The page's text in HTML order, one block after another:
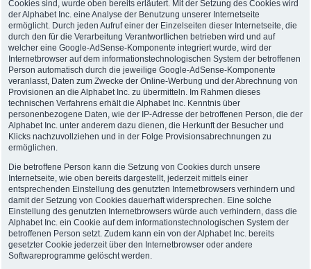
Cookies sind, wurde oben bereits erläutert. Mit der Setzung des Cookies wird
der Alphabet Inc. eine Analyse der Benutzung unserer Internetseite
ermöglicht. Durch jeden Aufruf einer der Einzelseiten dieser Internetseite, die
durch den für die Verarbeitung Verantwortlichen betrieben wird und auf
welcher eine Google-AdSense-Komponente integriert wurde, wird der
Internetbrowser auf dem informationstechnologischen System der betroffenen
Person automatisch durch die jeweilige Google-AdSense-Komponente
veranlasst, Daten zum Zwecke der Online-Werbung und der Abrechnung von
Provisionen an die Alphabet Inc. zu übermitteln. Im Rahmen dieses
technischen Verfahrens erhält die Alphabet Inc. Kenntnis über
personenbezogene Daten, wie der IP-Adresse der betroffenen Person, die der
Alphabet Inc. unter anderem dazu dienen, die Herkunft der Besucher und
Klicks nachzuvollziehen und in der Folge Provisionsabrechnungen zu
ermöglichen.
Die betroffene Person kann die Setzung von Cookies durch unsere
Internetseite, wie oben bereits dargestellt, jederzeit mittels einer
entsprechenden Einstellung des genutzten Internetbrowsers verhindern und
damit der Setzung von Cookies dauerhaft widersprechen. Eine solche
Einstellung des genutzten Internetbrowsers würde auch verhindern, dass die
Alphabet Inc. ein Cookie auf dem informationstechnologischen System der
betroffenen Person setzt. Zudem kann ein von der Alphabet Inc. bereits
gesetzter Cookie jederzeit über den Internetbrowser oder andere
Softwareprogramme gelöscht werden.